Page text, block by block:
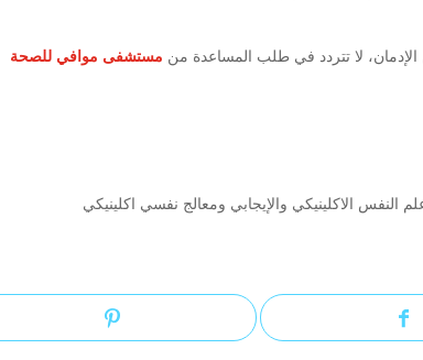
لا تتردد في طلب المساعدة من مستشفى موافي للصحة
النفس الاكلينيكي والإيجابي ومعالج نفسي اكلينيكي